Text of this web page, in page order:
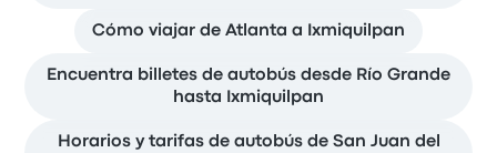
Cómo viajar de Atlanta a Ixmiquilpan
Encuentra billetes de autobús desde Río Grande
hasta Ixmiquilpan
Horarios y tarifas de autobús de San Juan del